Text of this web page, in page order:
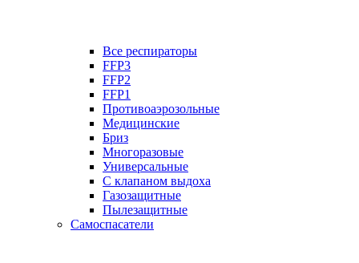
Все респираторы
FFP3
FFP2
FFP1
Противоаэрозольные
Медицинские
Бриз
Многоразовые
Универсальные
С клапаном выдоха
Газозащитные
Пылезащитные
Самоспасатели